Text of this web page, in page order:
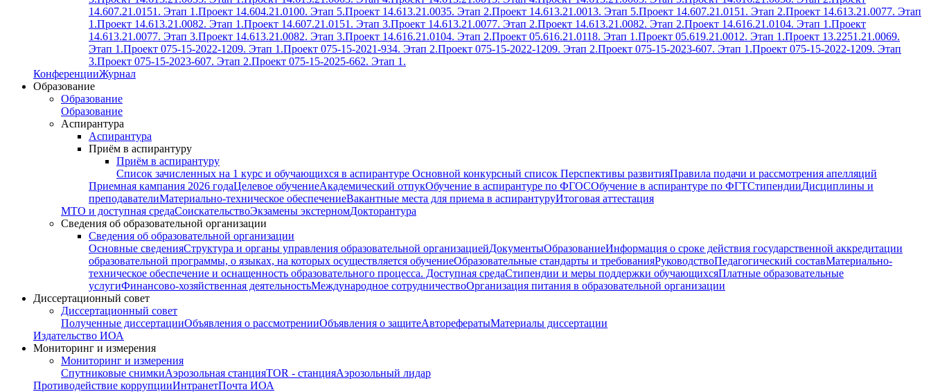
14.607.21.0151. Этап 1.Проект 14.604.21.0100. Этап 5.Проект 14.613.21.0035. Этап 2.Проект 14.613.21.0013. Этап 5.Проект 14.607.21.0151. Этап 2.Проект 14.613.21.0077. Этап
1.Проект 14.613.21.0082. Этап 1.Проект 14.607.21.0151. Этап 3.Проект 14.613.21.0077. Этап 2.Проект 14.613.21.0082. Этап 2.Проект 14.616.21.0104. Этап 1.Проект
14.613.21.0077. Этап 3.Проект 14.613.21.0082. Этап 3.Проект 14.616.21.0104. Этап 2.Проект 05.616.21.0118. Этап 1.Проект 05.619.21.0012. Этап 1.Проект 13.2251.21.0069.
Этап 1.Проект 075-15-2022-1209. Этап 1.Проект 075-15-2021-934. Этап 2.Проект 075-15-2022-1209. Этап 2.Проект 075-15-2023-607. Этап 1.Проект 075-15-2022-1209. Этап
3.Проект 075-15-2023-607. Этап 2.Проект 075-15-2025-662. Этап 1.
КонференцииЖурнал
Образование
Образование
Образование
Аспирантура
Аспирантура
Приём в аспирантуру
Приём в аспирантуру
Список зачисленных на 1 курс и обучающихся в аспирантуре Основной конкурсный список Перспективы развитияПравила подачи и рассмотрения апелляций
Приемная кампания 2026 годаЦелевое обучениеАкадемический отпукОбучение в аспирантуре по ФГОСОбучение в аспирантуре по ФГТСтипендииДисциплины и
преподавателиМатериально-техническое обеспечениеВакантные места для приема в аспирантуруИтоговая аттестация
МТО и доступная средаСоискательствоЭкзамены экстерномДокторантура
Сведения об образовательной организации
Сведения об образовательной организации
Основные сведенияСтруктура и органы управления образовательной организациейДокументыОбразованиеИнформация о сроке действия государственной аккредитации
образовательной программы, о языках, на которых осуществляется обучениеОбразовательные стандарты и требованияРуководствоПедагогический составМатериально-
техническое обеспечение и оснащенность образовательного процесса. Доступная средаСтипендии и меры поддержки обучающихсяПлатные образовательные
услугиФинансово-хозяйственная деятельностьМеждународное сотрудничествоОрганизация питания в образовательной организации
Диссертационный совет
Диссертационный совет
Полученные диссертацииОбъявления о рассмотренииОбъявления о защитеАвторефератыМатериалы диссертации
Издательство ИОА
Мониторинг и измерения
Мониторинг и измерения
Спутниковые снимкиАэрозольная станцияTOR - станцияАэрозольный лидар
Противодействие коррупцииИнтранетПочта ИОА